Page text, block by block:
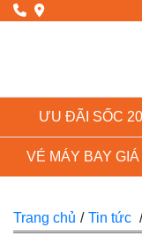
ƯU ĐÃI SỐC
VÉ MÁY BAY GIÁ
Trang chủ / Tin tức /